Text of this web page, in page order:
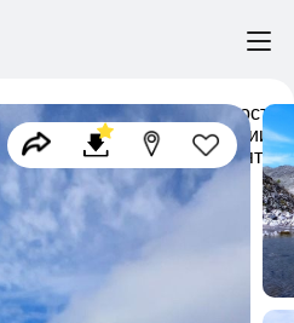
достопримечательности
активный отдых в Бурятии,
в Бурятии, кемпинг в Бурятии,
походы в Бурятии,
в Бурятии гиды в Бурятии